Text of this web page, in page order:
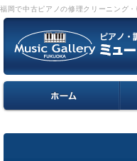
福岡で中古ピアノの修理クリーニング